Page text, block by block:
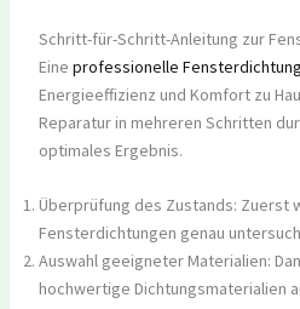
Schritt-für-Schritt-Anleitung zur
Eine professionelle
Energieeffizienz und Komfort zu
Reparatur in mehreren Schritten
optimales Ergebnis.
Überprüfung des Zustands: Zuerst
Fensterdichtungen genau
Auswahl geeigneter Materialien:
hochwertige Dichtungsmaterialien